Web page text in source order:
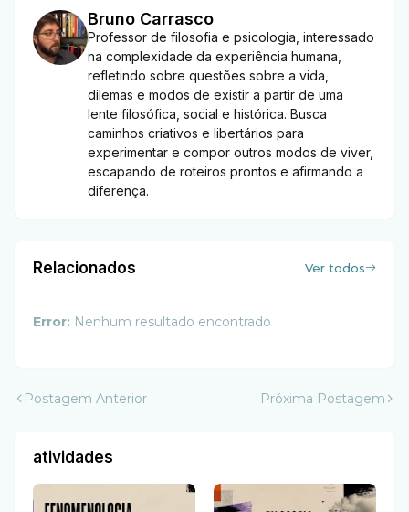
Bruno Carrasco
Professor de filosofia e psicologia, interessado
na complexidade da experiência humana,
refletindo sobre questões sobre a vida,
dilemas e modos de existir a partir de uma
lente filosófica, social e histórica. Busca
caminhos criativos e libertários para
experimentar e compor outros modos de viver,
escapando de roteiros prontos e afirmando a
diferença.
Relacionados Ver todos
Error: Nenhum resultado encontrado
Postagem Anterior Próxima Postagem
atividades